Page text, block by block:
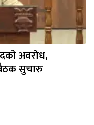
अवरोध,
सुचारु